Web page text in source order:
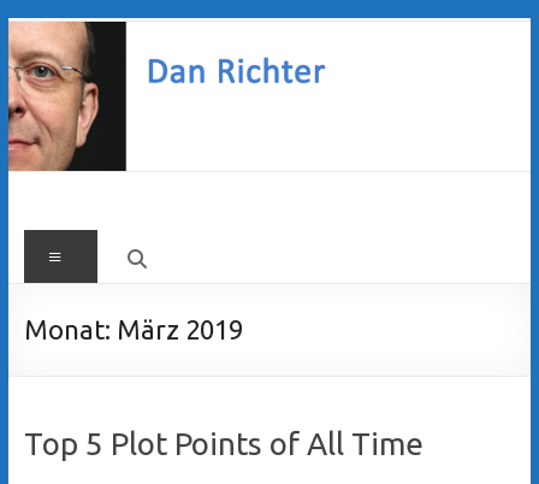
Zum
Inhalt
springen
Dan
Richter
Menü
Monat: März 2019
Top 5 Plot Points of All Time